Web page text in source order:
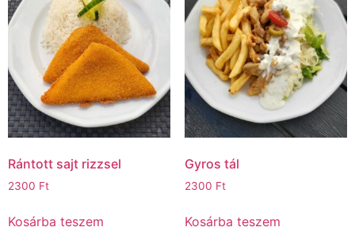
Rántott sajt rizzsel
2300 Ft
Kosárba teszem
Gyros tál
2300 Ft
Kosárba teszem